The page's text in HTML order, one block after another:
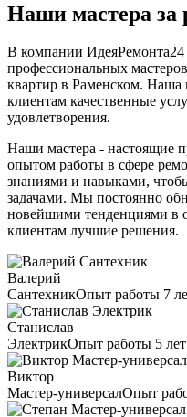
Наши мастера за
В компании
профессиональных
квартир в Раменском. Наша
клиентам качественные
удовлетворения.
Наши мастера - настоящие
опытом работы в сфере
знаниями и навыками,
задачами. Мы постоянно
новейшими тенденциями в
клиентам лучшие решения.
Валерий
СантехникОпыт работы 7
Станислав
ЭлектрикОпыт работы 5 лет
Виктор
Мастер-универсалОпыт